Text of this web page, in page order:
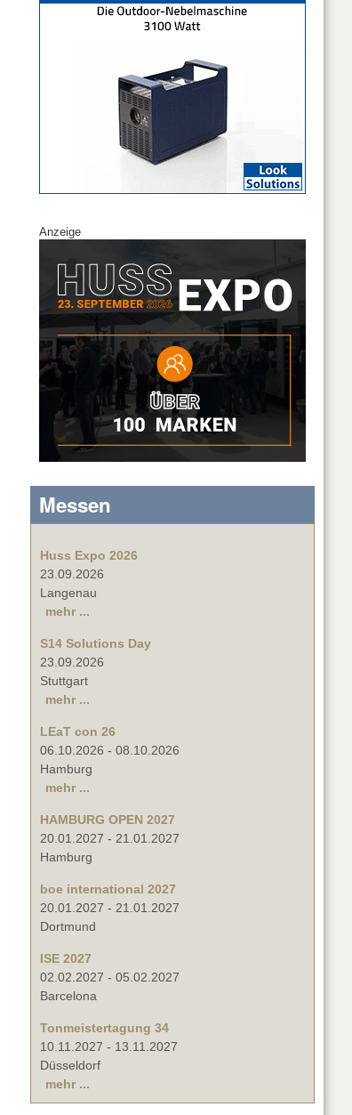
Anzeige
Messen
Huss Expo 2026
23.09.2026
Langenau
mehr ...
S14 Solutions Day
23.09.2026
Stuttgart
mehr ...
LEaT con 26
06.10.2026 - 08.10.2026
Hamburg
mehr ...
HAMBURG OPEN 2027
20.01.2027 - 21.01.2027
Hamburg
boe international 2027
20.01.2027 - 21.01.2027
Dortmund
ISE 2027
02.02.2027 - 05.02.2027
Barcelona
Tonmeistertagung 34
10.11.2027 - 13.11.2027
Düsseldorf
mehr ...